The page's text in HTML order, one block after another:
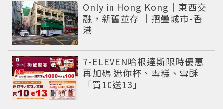
Only in Hong Kong｜東西交
融，新舊並存 ｜摺疊城市-香
港
7-ELEVEN哈根達斯限時優惠
再加碼 迷你杯、雪糕、雪酥
「買10送13」